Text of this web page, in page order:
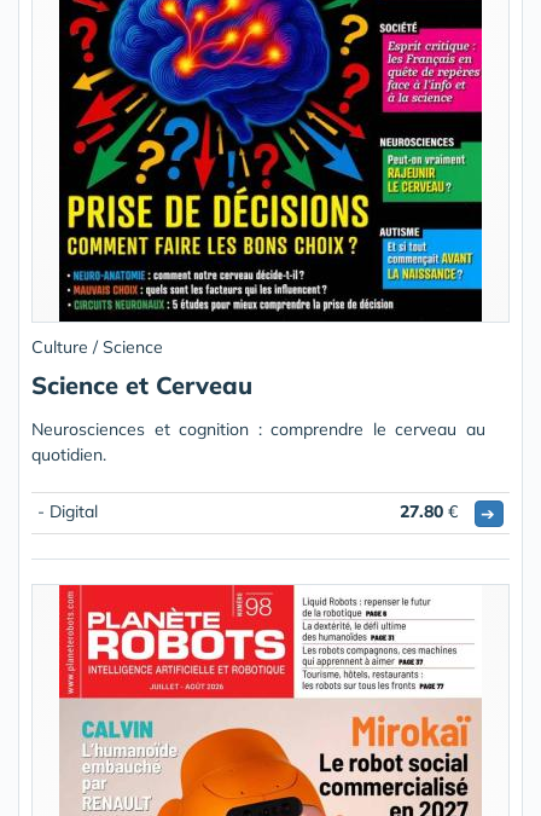
Culture / Science
Science et Cerveau
Neurosciences et cognition : comprendre le cerveau au
quotidien.
- Digital 27.80 € ➔